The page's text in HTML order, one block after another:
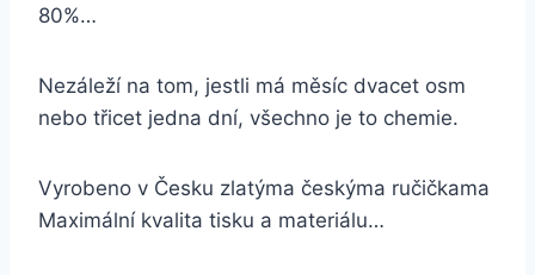
80%…
Nezáleží na tom, jestli má měsíc dvacet osm
nebo třicet jedna dní, všechno je to chemie.
Vyrobeno v Česku zlatýma českýma ručičkama
Maximální kvalita tisku a materiálu…